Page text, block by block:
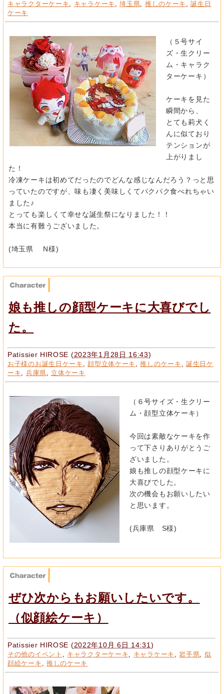
キャラクターケーキ キャラケーキ ,埼玉県 推しのケーキ ,誕生日
ケーキ
（５号サイ
ズ・生クリー
ム・キャラク
ターケーキ）
ケーキを見た
瞬間から、
とても莉犬く
んに似ており
テンションが
上がりまし
た！
冷凍ケーキは初めてだったのでどんな感じなんだろう？ っと思
っていたのですが、味も凄く美味しくてパクパク食べれちゃい
ました♪
とっても楽しくて幸せな誕生祭になりました！！
本当に有難うございました。
(埼玉県 N様)
娘も推しの顔型ケーキに大喜びでし
た。
Patissier HIROSE (2023年1月28日 16:43)
お子様のお誕生日ケーキ 顔型立体ケーキ ,推しのケーキ ,誕生日ケ
ーキ
兵庫県 立体ケーキ
（６号サイズ・生クリー
ム・顔型立体ケーキ）
今回は素敵なケーキを作
って下さりありがとうご
ざいました。
娘も推しの顔型ケーキに
大喜びでした。
次の機会もお願いしたい
と思います。
(兵庫県 S様)
ぜひ次からもお願いしたいです。
（似顔絵ケーキ）
Patissier HIROSE (2022年10月 6日 14:31 )
その他のイベント キャラクターケーキ キャラケーキ ,岩手県
似
顔絵ケーキ
推しのケーキ